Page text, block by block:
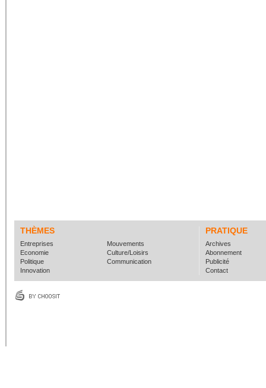
THÈMES PRATIQUE
Entreprises
Economie
Politique
Innovation
Mouvements
Culture/Loisirs
Communication
Archives
Abonnement
Publicité
Contact